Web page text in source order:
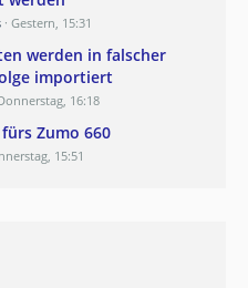
Gestern, 15:31
werden in falscher
importiert
16:18
fürs Zumo 660
15:51